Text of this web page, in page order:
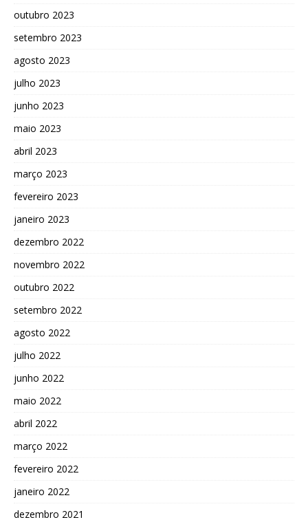
outubro 2023
setembro 2023
agosto 2023
julho 2023
junho 2023
maio 2023
abril 2023
março 2023
fevereiro 2023
janeiro 2023
dezembro 2022
novembro 2022
outubro 2022
setembro 2022
agosto 2022
julho 2022
junho 2022
maio 2022
abril 2022
março 2022
fevereiro 2022
janeiro 2022
dezembro 2021